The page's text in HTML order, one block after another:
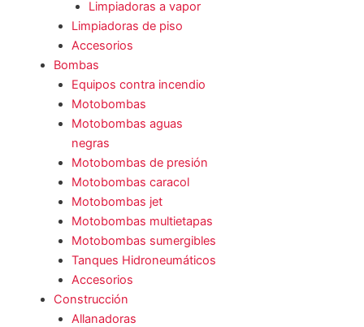
Limpiadoras a vapor
Limpiadoras de piso
Accesorios
Bombas
Equipos contra incendio
Motobombas
Motobombas aguas
negras
Motobombas de presión
Motobombas caracol
Motobombas jet
Motobombas multietapas
Motobombas sumergibles
Tanques Hidroneumáticos
Accesorios
Construcción
Allanadoras